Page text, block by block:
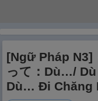
[Ngữ Pháp N3]
って：Dù…/
Dù… Đi Chăng